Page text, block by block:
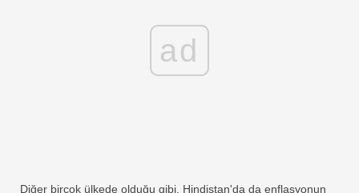
ad
Diğer birçok ülkede olduğu gibi, Hindistan'da da enflasyonun